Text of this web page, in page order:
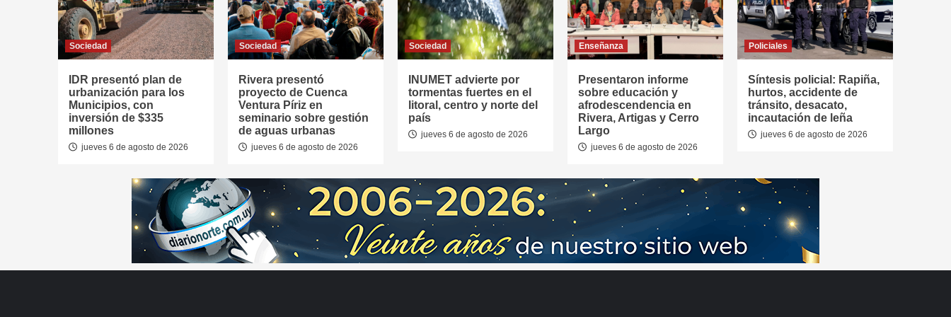
Sociedad
IDR presentó plan de
urbanización para los
Municipios, con
inversión de $335
millones
jueves 6 de agosto de 2026
Sociedad
Rivera presentó
proyecto de Cuenca
Ventura Píriz en
seminario sobre gestión
de aguas urbanas
jueves 6 de agosto de 2026
Sociedad
INUMET advierte por
tormentas fuertes en el
litoral, centro y norte del
país
jueves 6 de agosto de 2026
Enseñanza
Presentaron informe
sobre educación y
afrodescendencia en
Rivera, Artigas y Cerro
Largo
jueves 6 de agosto de 2026
Policiales
Síntesis policial: Rapiña,
hurtos, accidente de
tránsito, desacato,
incautación de leña
jueves 6 de agosto de 2026